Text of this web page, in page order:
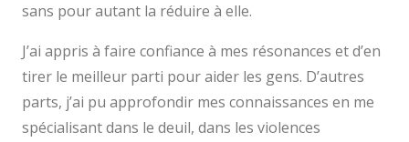
sans pour autant la réduire à elle.
J’ai appris à faire confiance à mes résonances et d’en
tirer le meilleur parti pour aider les gens. D’autres
parts, j’ai pu approfondir mes connaissances en me
spécialisant dans le deuil, dans les violences